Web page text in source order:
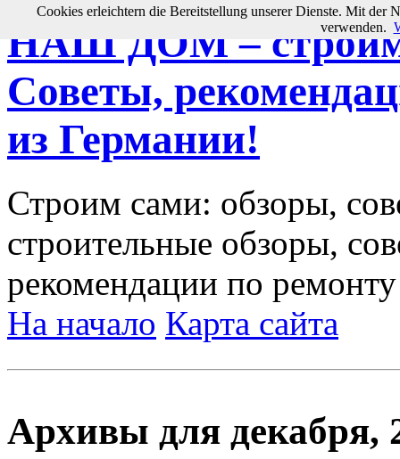
НАШ ДОМ – строим
Советы,
из Германии!
Строим сами: обзоры,
строительные обзоры,
рекомендации по ремонту
На начало Карта сайта
Архивы для декабря,
Cookies erleichtern die Bereitstellung unserer Dienste. Mit der
verwenden.